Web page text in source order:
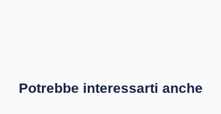
Potrebbe interessarti anche